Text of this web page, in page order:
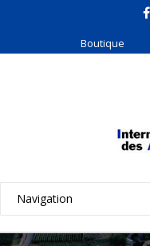
Boutique